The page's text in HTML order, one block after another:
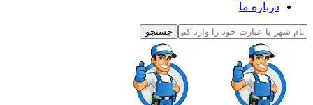
درباره ما